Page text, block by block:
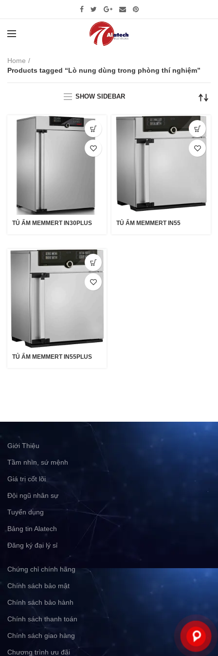
Home
Products tagged “Lò nung dùng trong phòng thí nghiệm”
SHOW SIDEBAR
TỦ ẤM MEMMERT IN30PLUS TỦ ẤM MEMMERT IN55
TỦ ẤM MEMMERT IN55PLUS
Giới Thiệu
Tầm nhìn, sứ mệnh
Giá trị cốt lõi
Đội ngũ nhân sự
Tuyển dụng
Bảng tin Alatech
Đăng ký đại lý sỉ
Chứng chỉ chính hãng
Chính sách bảo mật
Chính sách bảo hành
Chính sách thanh toán
Chính sách giao hàng
Chương trình ưu đãi